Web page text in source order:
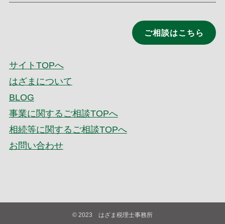
ご相談はこちら
サイトTOPへ
はざまについて
BLOG
事業に関するご相談TOPへ
相続等に関するご相談TOPへ
お問い合わせ
© 2023 はざま税理士事務所